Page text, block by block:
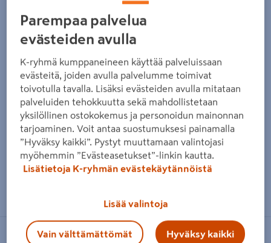
LAKKA
Parempaa palvelua
evästeiden avulla
K-ryhmä kumppaneineen käyttää palveluissaan
evästeitä, joiden avulla palvelumme toimivat
toivotulla tavalla. Lisäksi evästeiden avulla mitataan
palveluiden tehokkuutta sekä mahdollistetaan
yksilöllinen ostokokemus ja personoidun mainonnan
tarjoaminen. Voit antaa suostumuksesi painamalla
”Hyväksy kaikki”. Pystyt muuttamaan valintojasi
myöhemmin ”Evästeasetukset”-linkin kautta.
Lisätietoja K-ryhmän evästekäytännöistä
Lisää valintoja
Vain välttämättömät Hyväksy kaikki